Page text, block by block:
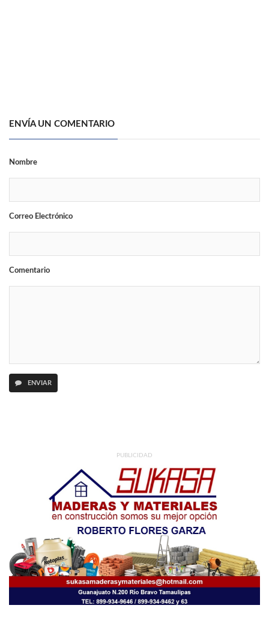
ENVÍA UN COMENTARIO
Nombre
Correo Electrónico
Comentario
ENVIAR
PUBLICIDAD